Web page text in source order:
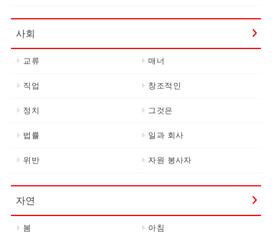
사회
교류 매너
직업 창조적인
정치 그것은
법률 일과 회사
위반 자원 봉사자
자연
봄 아침